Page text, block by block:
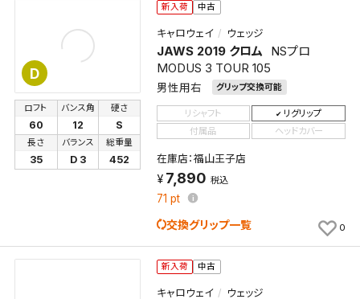
D
新入荷 中古
キャロウェイ ウェッジ
JAWS 2019 クロム
NSプロ
MODUS 3 TOUR 105
男性用右 グリップ交換可能
ロフト
60
バンス角
12
硬さ
S
長さ
35
バランス
D 3
総重量
452
リシャフト
リグリップ
付属品
ヘッドカバー
在庫店：福山王子店
7,890 税込
71 pt
交換グリップ一覧 0
新入荷 中古
キャロウェイ ウェッジ